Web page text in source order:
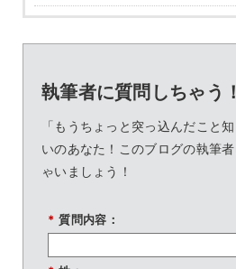
執筆者に質問しちゃう！
「もうちょっと突っ込んだこと
いのあなた！このブログの執筆
ゃいましょう！
* 質問内容：